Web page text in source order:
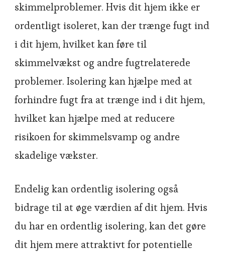
skimmelproblemer. Hvis dit hjem ikke er
ordentligt isoleret, kan der trænge fugt ind
i dit hjem, hvilket kan føre til
skimmelvækst og andre fugtrelaterede
problemer. Isolering kan hjælpe med at
forhindre fugt fra at trænge ind i dit hjem,
hvilket kan hjælpe med at reducere
risikoen for skimmelsvamp og andre
skadelige vækster.
Endelig kan ordentlig isolering også
bidrage til at øge værdien af dit hjem. Hvis
du har en ordentlig isolering, kan det gøre
dit hjem mere attraktivt for potentielle